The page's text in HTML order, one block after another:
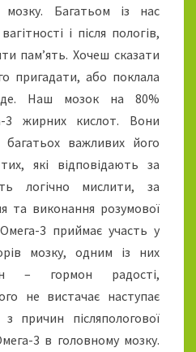
мозку. Багатьом із нас
і після пологів,
пам’ять. Хочеш сказати
пригадати, або поклала
Наш мозок на 80%
3 жирних кислот. Вони
важливих його
які відповідають за
логічно мислити, за
та виконання розумової
3 приймає участь у
мозку, одним із них
– гормон радості,
не вистачає наступає
причин післяпологової
3 в головному мозку.